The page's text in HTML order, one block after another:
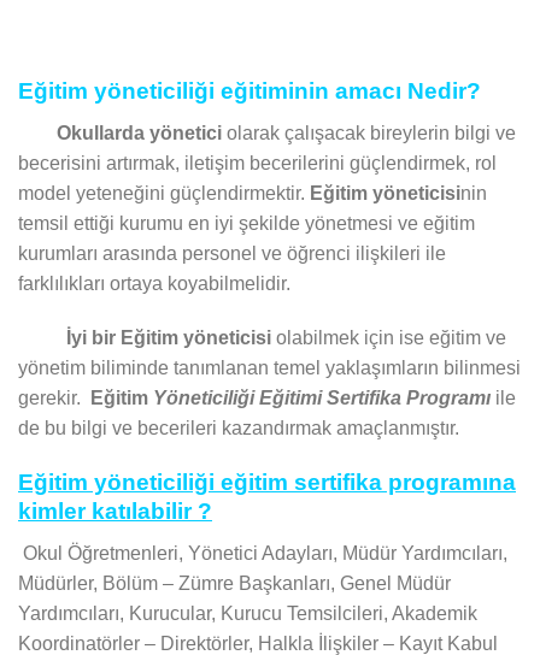
Eğitim yöneticiliği eğitiminin amacı Nedir?
Okullarda yönetici olarak çalışacak bireylerin bilgi ve
becerisini artırmak, iletişim becerilerini güçlendirmek, rol
model yeteneğini güçlendirmektir. Eğitim yöneticisinin
temsil ettiği kurumu en iyi şekilde yönetmesi ve eğitim
kurumları arasında personel ve öğrenci ilişkileri ile
farklılıkları ortaya koyabilmelidir.
İyi bir Eğitim yöneticisi olabilmek için ise eğitim ve
yönetim biliminde tanımlanan temel yaklaşımların bilinmesi
gerekir.
Eğitim Yöneticiliği Eğitimi Sertifika Programı ile
de bu bilgi ve becerileri kazandırmak amaçlanmıştır.
Eğitim yöneticiliği eğitim sertifika programına
kimler katılabilir ?
Okul Öğretmenleri, Yönetici Adayları, Müdür Yardımcıları,
Müdürler, Bölüm – Zümre Başkanları, Genel Müdür
Yardımcıları, Kurucular, Kurucu Temsilcileri, Akademik
Koordinatörler – Direktörler, Halkla İlişkiler – Kayıt Kabul